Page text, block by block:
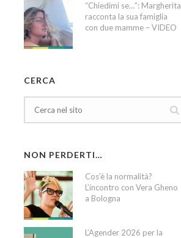
“Chiedimi se…”: Margherita
racconta la sua famiglia
con due mamme – VIDEO
CERCA
NON PERDERTI…
Cos’è la normalità?
L’incontro con Vera Gheno
a Bologna
L’Agender 2026 per la